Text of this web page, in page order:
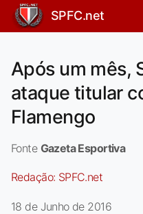
SPFC.net
Após um mês,
ataque titular
Flamengo
Fonte Gazeta Esportiva
Redação: SPFC.net
18 de Junho de 2016